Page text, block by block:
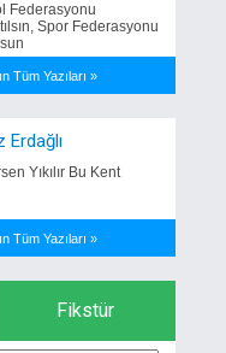
Federasyonu
Spor Federasyonu
Tüm Yazıları »
Erdağlı
Yıkılır Bu Kent
Tüm Yazıları »
Fikstür